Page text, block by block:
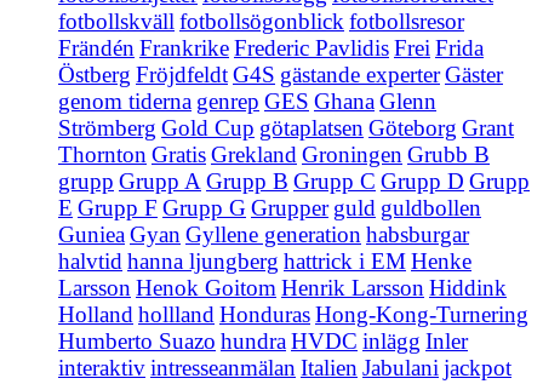
fotbollskväll fotbollsögonblick fotbollsresor
Frändén FrankrikeFrederic PavlidisFrei Frida
Östberg FröjdfeldtG4S gästande experterGäster
genom tiderna genrep GES GhanaGlenn
Strömberg Gold Cup götaplatsen Göteborg Grant
Thornton GratisGrekland Groningen Grubb B
grupp Grupp A Grupp B Grupp C Grupp D Grupp
E Grupp F Grupp G Grupper guld guldbollen
GunieaGyan Gyllene generation habsburgar
halvtid hanna ljungberg hattrick i EMHenke
Larsson Henok Goitom Henrik Larsson Hiddink
Holland hollland HondurasHong-Kong-Turnering
Humberto Suazo hundraHVDC inlägg Inler
interaktivintresseanmälan Italien Jabulani jackpot